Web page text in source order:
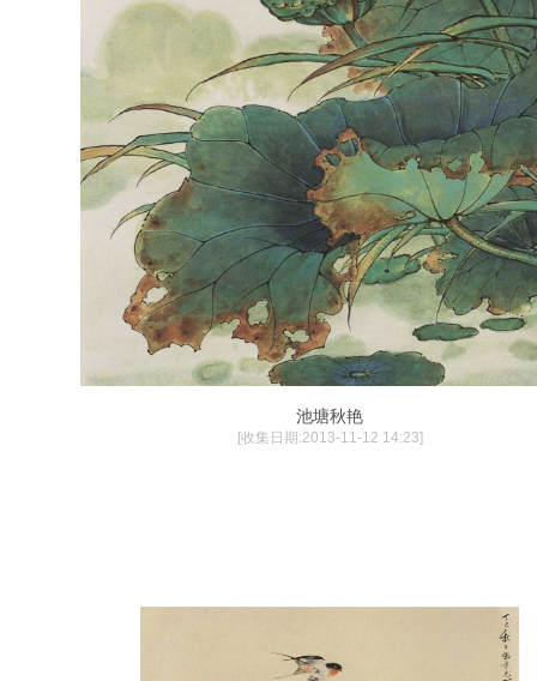
池塘秋艳
[收集日期:2013-11-12 14:23]